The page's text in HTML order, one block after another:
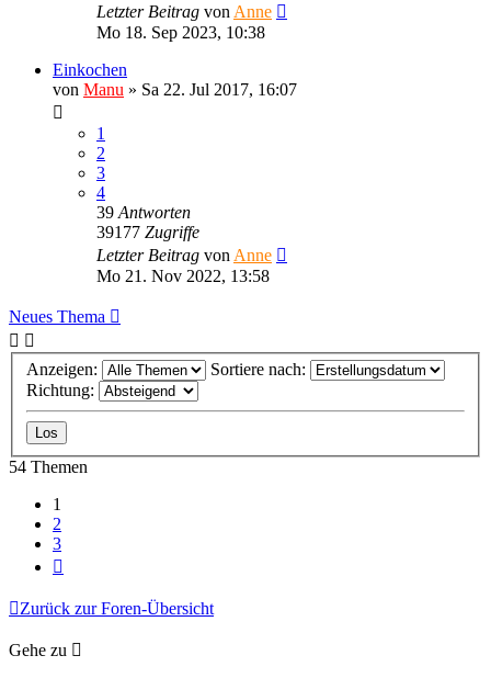
Letzter Beitrag von Anne
Mo 18. Sep 2023, 10:38
Einkochen
von Manu » Sa 22. Jul 2017, 16:07
1
2
3
4
39 Antworten
39177 Zugriffe
Letzter Beitrag von Anne
Mo 21. Nov 2022, 13:58
Neues Thema
Anzeigen:
Sortiere nach:
Richtung:
54 Themen
1
2
3
Zurück zur Foren-Übersicht
Gehe zu